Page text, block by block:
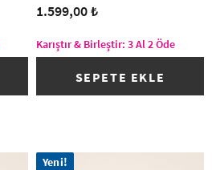
1.599,00 ₺
Karıştır & Birleştir: 3 Al 2 Öde
SEPETE EKLE
Yeni!